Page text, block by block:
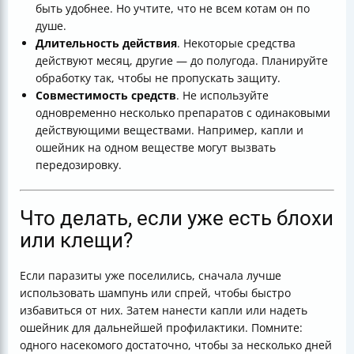
быть удобнее. Но учтите, что не всем котам он по
душе.
Длительность действия. Некоторые средства
действуют месяц, другие — до полугода. Планируйте
обработку так, чтобы не пропускать защиту.
Совместимость средств. Не используйте
одновременно несколько препаратов с одинаковыми
действующими веществами. Например, капли и
ошейник на одном веществе могут вызвать
передозировку.
Что делать, если уже есть блохи
или клещи?
Если паразиты уже поселились, сначала лучше
использовать шампунь или спрей, чтобы быстро
избавиться от них. Затем нанести капли или надеть
ошейник для дальнейшей профилактики. Помните:
одного насекомого достаточно, чтобы за несколько дней